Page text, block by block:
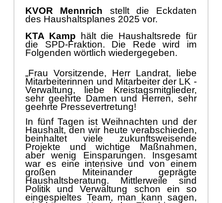
KVOR Mennrich stellt die Eckdaten
des Haushaltsplanes 2025 vor.
KTA Kamp hält die Haushaltsrede für
die SPD-Fraktion. Die Rede wird im
Folgenden wörtlich wiedergegeben.
„Frau Vorsitzende, Herr Landrat, liebe
Mitarbeiterinnen und Mitarbeiter der LK -
Verwaltung, liebe Kreistagsmitglieder,
sehr geehrte Damen und Herren, sehr
geehrte Pressevertretung!
In fünf Tagen ist Weihnachten und der
Haushalt, den wir heute verabschieden,
beinhaltet viele zukunftsweisende
Projekte und wichtige Maßnahmen,
aber wenig Einsparungen. Insgesamt
war es eine intensive und von einem
großen Miteinander geprägte
Haushaltsberatung. Mittlerweile sind
Politik und Verwaltung schon ein so
eingespieltes Team, man kann sagen,